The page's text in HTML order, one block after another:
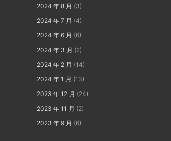
2024 年 8 月 (3)
2024 年 7 月 (4)
2024 年 6 月 (6)
2024 年 3 月 (2)
2024 年 2 月 (14)
2024 年 1 月 (13)
2023 年 12 月 (24)
2023 年 11 月 (2)
2023 年 9 月 (6)